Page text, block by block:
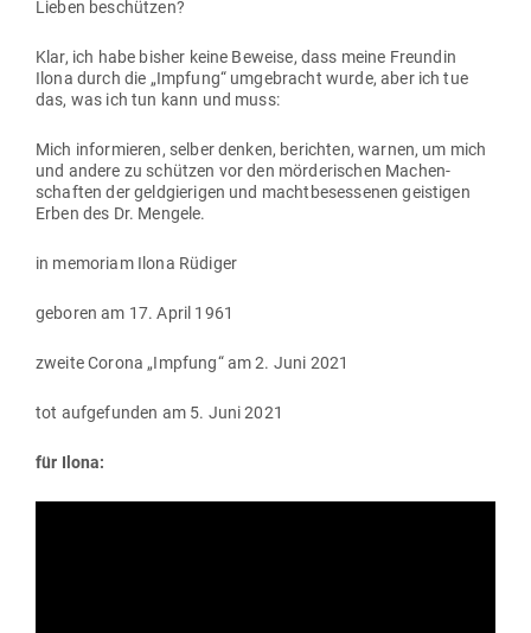
Lieben beschützen?
Klar, ich habe bisher keine Beweise, dass meine Freundin
Ilona durch die „Impfung“ umge­bracht wurde, aber ich tue
das, was ich tun kann und muss:
Mich infor­mieren, selber denken, berichten, warnen, um mich
und andere zu schützen vor den mör­de­ri­schen Machen­
schaften der geld­gie­rigen und macht­be­ses­senen geis­tigen
Erben des Dr. Mengele.
in memoriam Ilona Rüdiger
geboren am 17. April 1961
zweite Corona „Impfung“ am 2. Juni 2021
tot auf­ge­funden am 5. Juni 2021
für Ilona: